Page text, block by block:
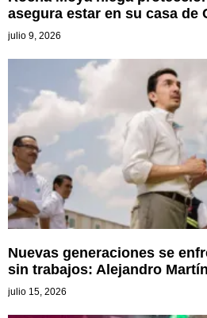
asegura estar en su casa de
julio 9, 2026
Nuevas generaciones se
sin trabajos: Alejandro
julio 15, 2026